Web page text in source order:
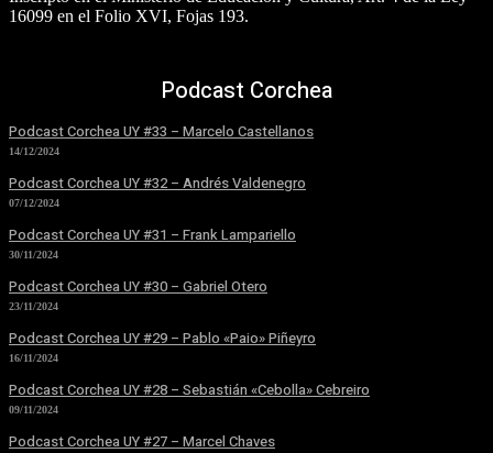
16099 en el Folio XVI, Fojas 193.
Podcast Corchea
Podcast Corchea UY #33 – Marcelo Castellanos
14/12/2024
Podcast Corchea UY #32 – Andrés Valdenegro
07/12/2024
Podcast Corchea UY #31 – Frank Lampariello
30/11/2024
Podcast Corchea UY #30 – Gabriel Otero
23/11/2024
Podcast Corchea UY #29 – Pablo «Paio» Piñeyro
16/11/2024
Podcast Corchea UY #28 – Sebastián «Cebolla» Cebreiro
09/11/2024
Podcast Corchea UY #27 – Marcel Chaves